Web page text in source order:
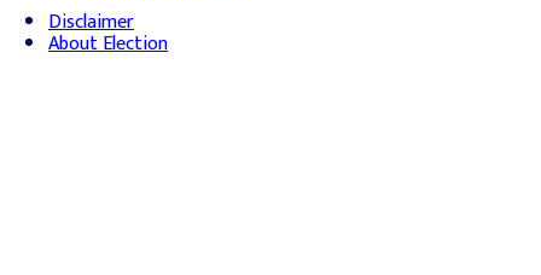
Disclaimer
About Election